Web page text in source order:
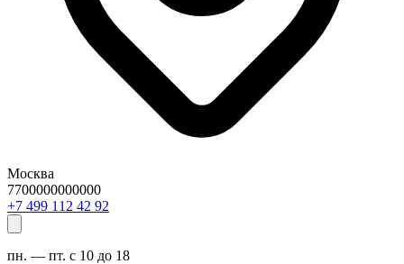
Москва
7700000000000
29 24 211 994 7+
пн. — пт. с 10 до 18